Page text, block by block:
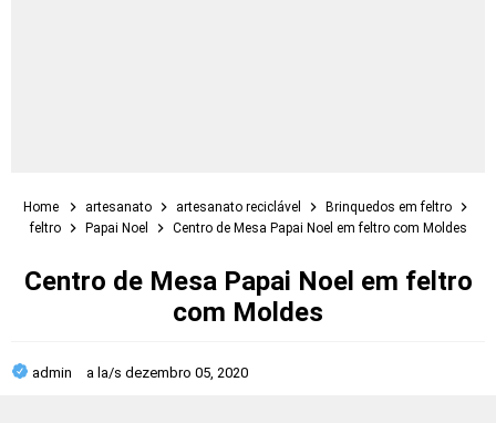
Home artesanato artesanato reciclável
Brinquedos em feltro
feltro
Papai Noel Centro de Mesa Papai Noel em feltro com Moldes
Centro de Mesa Papai Noel em feltro
com Moldes
admin a la/s dezembro 05, 2020